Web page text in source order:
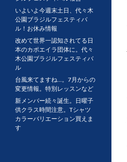
いよいよ今週末土日、代々木
公園ブラジルフェスティバ
ル！お休み情報
改めて世界一認知されてる日
本のカポエイラ団体に。代々
木公園ブラジルフェスティバ
ル
台風来てますね…。7月からの
変更情報。特別レッスンなど
新メンバー続々誕生。日曜子
供クラス時間注意。Tシャツ
カラーバリエーション買えま
す